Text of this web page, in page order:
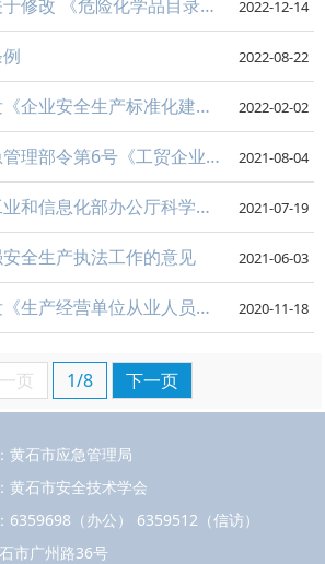
2022-12-14
应急管理部办公厅关于修改 《危险化学品目录（2015版）实施指南（试行）》 涉及柴油部分内容...
2022-08-22
2022-02-02
应急管理部关于印发《企业安全生产标准化建设定级办法》的通知
2021-08-04
中华人民共和国应急管理部令第6号《工贸企业粉尘防爆安全规定》
2021-07-19
应急管理部办公厅工业和信息化部办公厅科学技术部办公厅关于开展防汛抢险急需技术装备揭榜攻...
2021-06-03
全生产执法工作的意见
2020-11-18
应急管理部关于印发《生产经营单位从业人员安全生产举报处理规定》的通知
页 1/8 下一页
黄石市应急管理局
黄石市安全技术学会
6359698（办公） 6359512（信访）
市广州路36号